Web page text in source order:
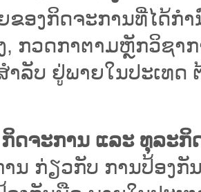
ອງກິດຈະການທີ່ໄດ້ກຳ
ກວດກາຕາມຫຼັກວິຊາກ
ຳລັບ ຢູ່ພາຍໃນປະເທດ
ດຈະການ ແລະ ທຸລະກິ
ນ ກ່ຽວກັບ ການປ້ອງກັ